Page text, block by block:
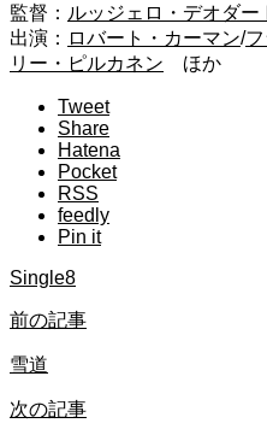
監督： ルッジェロ・デオダー
出演： ロバート・カーマン/
リー・ピルカネン ほか
Tweet
Share
Hatena
Pocket
RSS
feedly
Pin it
Single8
前の記事
雪道
次の記事